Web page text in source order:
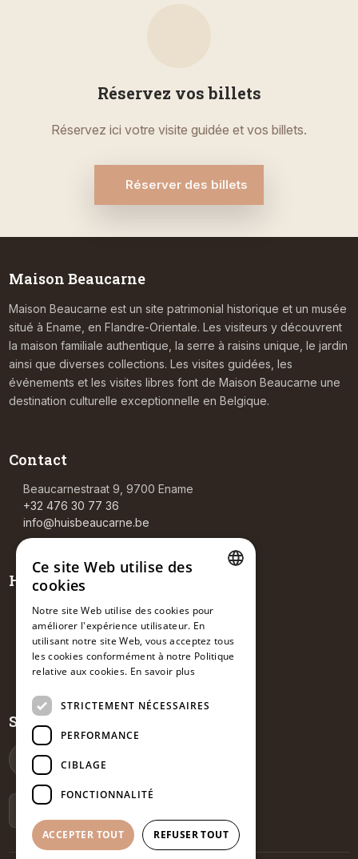
Réservez vos billets
Réservez ici votre visite guidée et vos billets.
Réserver des billets
Maison Beaucarne
Maison Beaucarne est un site patrimonial historique et un musée
situé à Ename, en Flandre-Orientale. Les visiteurs y découvrent
la maison familiale authentique, la serre à raisins unique, le jardin
ainsi que diverses collections. Les visites guidées, les
événements et les visites libres font de Maison Beaucarne une
destination culturelle exceptionnelle en Belgique.
Contact
Beaucarnestraat 9, 9700 Ename
+32 476 30 77 36
info@huisbeaucarne.be
Heures d’ouverture
Salon de thé
Sa-Di: 14:00 – 18:00
Visites guidées
Sur rendez-vous
Suivez-nous
FRENCH
ENGLISH
Ce site Web utilise des
cookies
Notre site Web utilise des cookies pour
améliorer l'expérience utilisateur. En
utilisant notre site Web, vous acceptez tous
les cookies conformément à notre Politique
relative aux cookies. En savoir plus
STRICTEMENT NÉCESSAIRES
PERFORMANCE
CIBLAGE
FONCTIONNALITÉ
ACCEPTER TOUT REFUSER TOUT